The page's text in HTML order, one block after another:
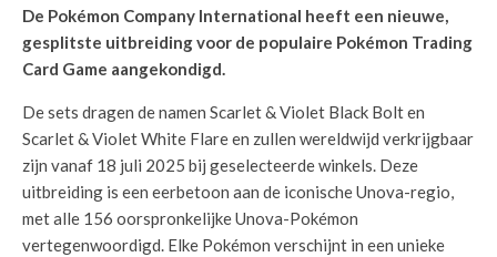
De Pokémon Company International heeft een nieuwe,
gesplitste uitbreiding voor de populaire Pokémon Trading
Card Game aangekondigd.
De sets dragen de namen Scarlet & Violet Black Bolt en
Scarlet & Violet White Flare en zullen wereldwijd verkrijgbaar
zijn vanaf 18 juli 2025 bij geselecteerde winkels. Deze
uitbreiding is een eerbetoon aan de iconische Unova-regio,
met alle 156 oorspronkelijke Unova-Pokémon
vertegenwoordigd. Elke Pokémon verschijnt in een unieke